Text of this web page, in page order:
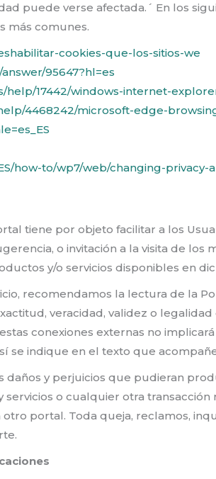
puede verse afectada.´ En los
más comunes.
cookies-que-los-sitios-we
95647?hl=es
17442/windows-internet-
4468242/microsoft-edge-
how-to/wp7/web/changing-
tiene por objeto facilitar a los
o invitación a la visita de los
y/o servicios disponibles en
recomendamos la lectura de la
veracidad, validez o
conexiones externas no
se indique en el texto que
y perjuicios que pudieran
o cualquier otra
portal. Toda queja, reclamos,